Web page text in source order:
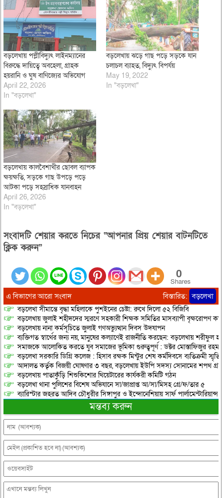
বড়লেখায় পল্লীবিদ্যুৎ লাইনম্যানের
বিরুদ্ধে দায়িত্বে অবহেলা, গ্রাহক
হয়রানি ও ঘুষ বাণিজ্যের অভিযোগ
April 22, 2026
In "বড়লেখা"
বড়লেখায় ঝড়ে গাছ পড়ে সড়কে যান
চলাচল ব্যাহত, বিদ্যুৎ বিপর্যয়
May 19, 2022
In "বড়লেখা"
বড়লেখায় কালবৈশাখীর ছোবল ব্যাপক
ক্ষয়ক্ষতি, সড়কে গাছ উপড়ে পড়ে
আটকা পড়ে সহস্রাধিক যানবাহন
April 26, 2026
In "বড়লেখা"
সংবাদটি শেয়ার করতে নিচের “আপনার প্রিয় শেয়ার বাটনটিতে
ক্লিক করুন”
0
Shares
এ বিভাগের আরো সংবাদ বিস্তারিত: বড়লেখা
বড়লেখা সীমান্তে বৃদ্ধা মহিলাকে পুশইনের চেষ্টা: রুখে দিলো ৫২ বিজিবি
বড়লেখায় জুলাই শহীদদের স্মরণে সহকারী শিক্ষক সমিতির মাসব্যাপী বৃক্ষরোপণ
বড়লেখায় নানা কর্মসূচিতে জুলাই গণঅভ্যুত্থান দিবস উদযাপন
ব্যক্তিগত স্বার্থের জন্য নয়, মানুষের কল্যাণেই রাজনীতি করছেন: বড়লেখায় শরীফুল
সমাজকে আলোকিত করতে যুব সমাজের ভূমিকা গুরুত্বপূর্ণ : ডক্টর মোস্তাফিজুর
বড়লেখা সরকারি ডিগ্রি কলেজ : হিসাব রক্ষক মিন্টুর শেষ কর্মদিবসে ব্যতিক্রমী
আদালত কর্তৃক বিজয়ী ঘোষণার ৩ বছর, বড়লেখায় ইউপি সদস্য সোনামের শপথ
বড়লেখায় পাতাকুঁড়ি শিশুকিশোর থিয়েটারের কার্যকরী কমিটি গঠন
বড়লেখা থানা পুলিশের বিশেষ অভিযানে সা/জাপ্রাপ্ত আ/সা/মিসহ গ্রে/ফ/তার ৫
ব্যারিস্টার জহরত আদিব চৌধুরীর সিঙ্গাপুর ও ইন্দোনেশিয়ায় সার্ফ পার্লামেন্টারিয়ান্স
মন্তব্য করুন